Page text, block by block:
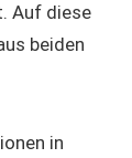
Auf diese
beiden
in